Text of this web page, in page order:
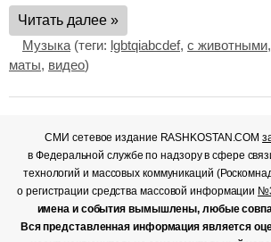
Читать далее »
Музыка (теги: lgbtqiabcdef, с животными,
маты, видео)
СМИ сетевое издание RASHKOSTAN.COM
в Федеральной службе по надзору в сфере
технологий и массовых коммуникаций
о регистрации средства массовой информации
имена и события вымышлены, любые
Вся представленная информация является